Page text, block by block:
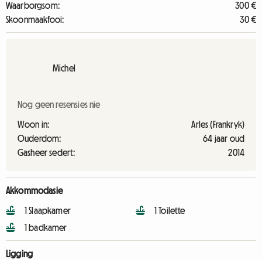
Waarborgsom:
300 €
Skoonmaakfooi:
30 €
Michel
Nog geen resensies nie
Woon in:
Arles (Frankryk)
Ouderdom:
64 jaar oud
Gasheer sedert:
2014
Akkommodasie
1 Slaapkamer
1 badkamer
1 Toilette
Ligging